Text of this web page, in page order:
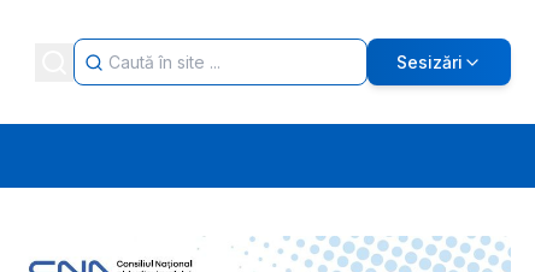
Sesizări